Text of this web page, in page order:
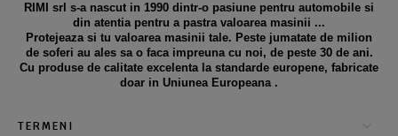
RIMI srl s-a nascut in 1990 dintr-o pasiune pentru automobile si
din atentia pentru a pastra valoarea masinii ...
Protejeaza si tu valoarea masinii tale. Peste jumatate de milion
de soferi au ales sa o faca impreuna cu noi, de peste 30 de ani.
Cu produse de calitate excelenta la standarde europene, fabricate
doar in Uniunea Europeana .
TERMENI